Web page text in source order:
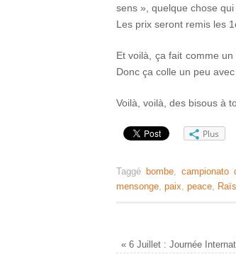
sens », quelque chose
Les prix seront remis les
Et voilà, ça fait comme un
Donc ça colle un peu avec
Voilà, voilà, des bisous
Plus
Taggé bombe campionato
mensonge paix peace
« 6 Juillet : Journée